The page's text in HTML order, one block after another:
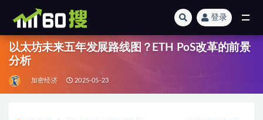
登录
以太坊未来五年发展路线图？ETH PoS改革的前景
分析
加密经济 2025-05-23